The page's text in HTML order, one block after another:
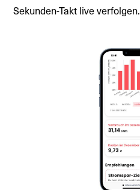
Sekunden-Takt live verfolgen.